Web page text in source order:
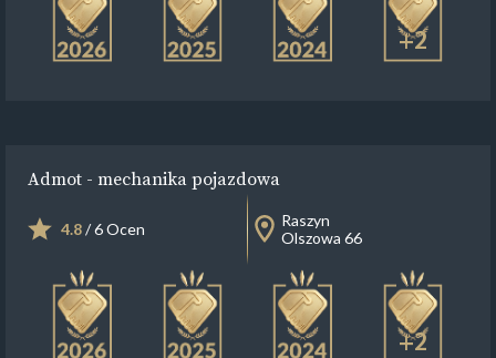
+2
Admot - mechanika pojazdowa
4.8/ 6 Ocen
Raszyn
Olszowa 66
+2